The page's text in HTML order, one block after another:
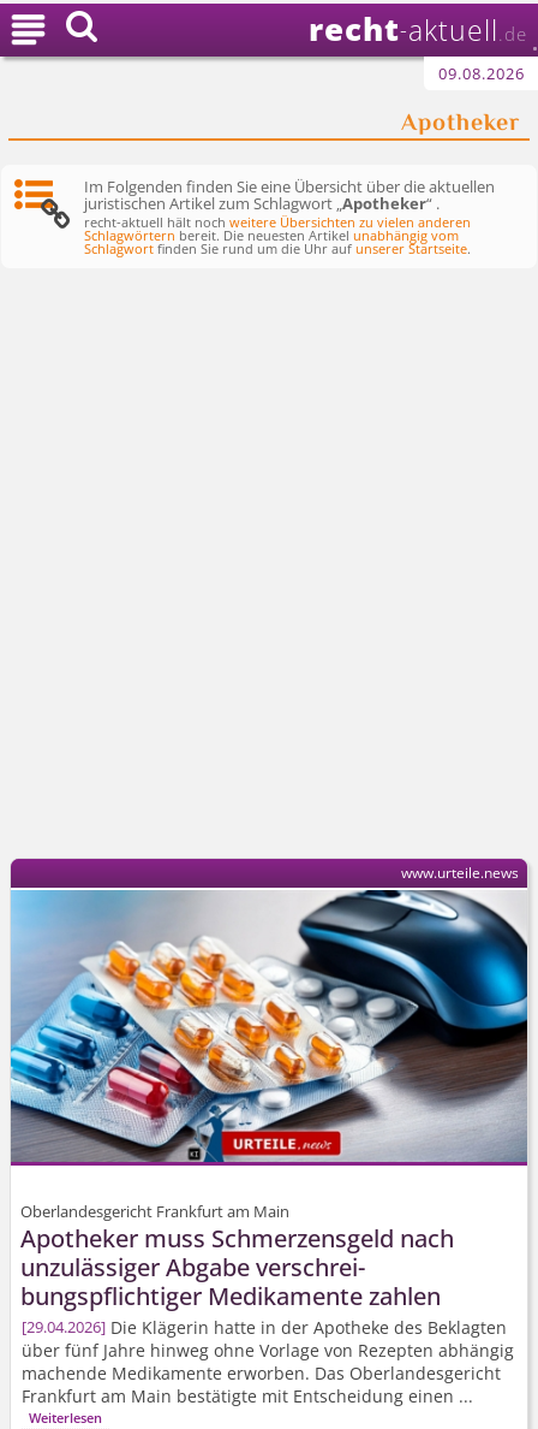
recht-aktuell .de
09.08.2026
Apotheker

Im Folgenden finden Sie eine Übersicht über die aktuellen
juristischen Artikel zum Schlagwort „Apotheker“ .
recht-aktuell hält nochweitere Übersichten zu vielen anderen
Schlagwörtern bereit. Die neuesten Artikelunabhängig vom
Schlagwort finden Sie rund um die Uhr aufunserer Startseite.
Oberlandesgericht Frankfurt am Main
Apotheker muss Schmerzensgeld nach
unzulässiger Abgabe verschrei­
bungspflichtiger Medikamente zahlen
29.04.2026 Die Klägerin hatte in der Apotheke des Beklagten
über fünf Jahre hinweg ohne Vorlage von Rezepten abhängig
machende Medikamente erworben. Das Oberlandesgericht
Frankfurt am Main bestätigte mit Entscheidung einen ...
Weiterlesen
www.urteile.news